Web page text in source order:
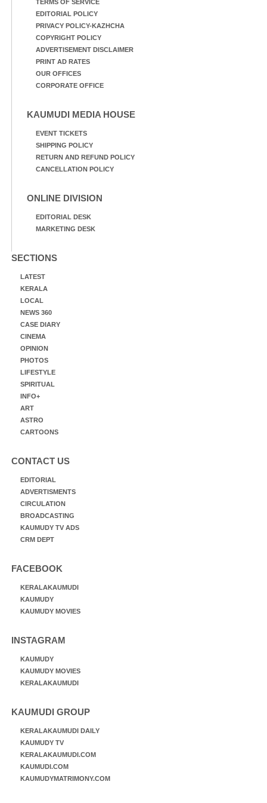
TERMS OF SERVICE
EDITORIAL POLICY
PRIVACY POLICY-KAZHCHA
COPYRIGHT POLICY
ADVERTISEMENT DISCLAIMER
PRINT AD RATES
OUR OFFICES
CORPORATE OFFICE
KAUMUDI MEDIA HOUSE
EVENT TICKETS
SHIPPING POLICY
RETURN AND REFUND POLICY
CANCELLATION POLICY
ONLINE DIVISION
EDITORIAL DESK
MARKETING DESK
SECTIONS
LATEST
KERALA
LOCAL
NEWS 360
CASE DIARY
CINEMA
OPINION
PHOTOS
LIFESTYLE
SPIRITUAL
INFO+
ART
ASTRO
CARTOONS
CONTACT US
EDITORIAL
ADVERTISMENTS
CIRCULATION
BROADCASTING
KAUMUDY TV ADS
CRM DEPT
FACEBOOK
KERALAKAUMUDI
KAUMUDY
KAUMUDY MOVIES
INSTAGRAM
KAUMUDY
KAUMUDY MOVIES
KERALAKAUMUDI
KAUMUDI GROUP
KERALAKAUMUDI DAILY
KAUMUDY TV
KERALAKAUMUDI.COM
KAUMUDI.COM
KAUMUDYMATRIMONY.COM